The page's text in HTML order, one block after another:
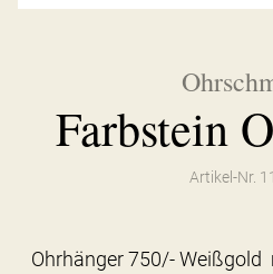
Farbstein
Artikel-Nr.
Ohrhänger 750/-